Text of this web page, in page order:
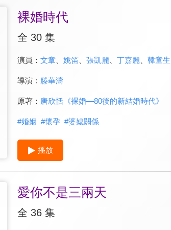
裸婚時代
全 30 集
演員： 文章、 姚笛、 張凱麗 丁嘉麗 韓童生
導演： 滕華濤
原著： 唐欣恬《裸婚—80後的新結婚時代》
#婚姻 #懷孕 #婆媳關係
播放
愛你不是三兩天
全 36 集